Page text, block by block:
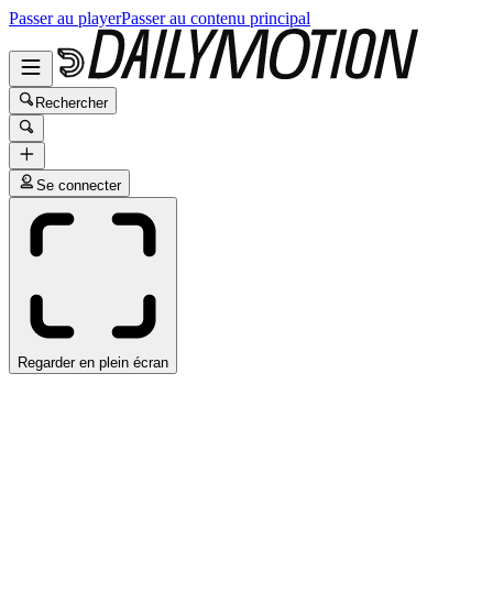
Passer au playerPasser au contenu principal
Rechercher
Se connecter
Regarder en plein écran